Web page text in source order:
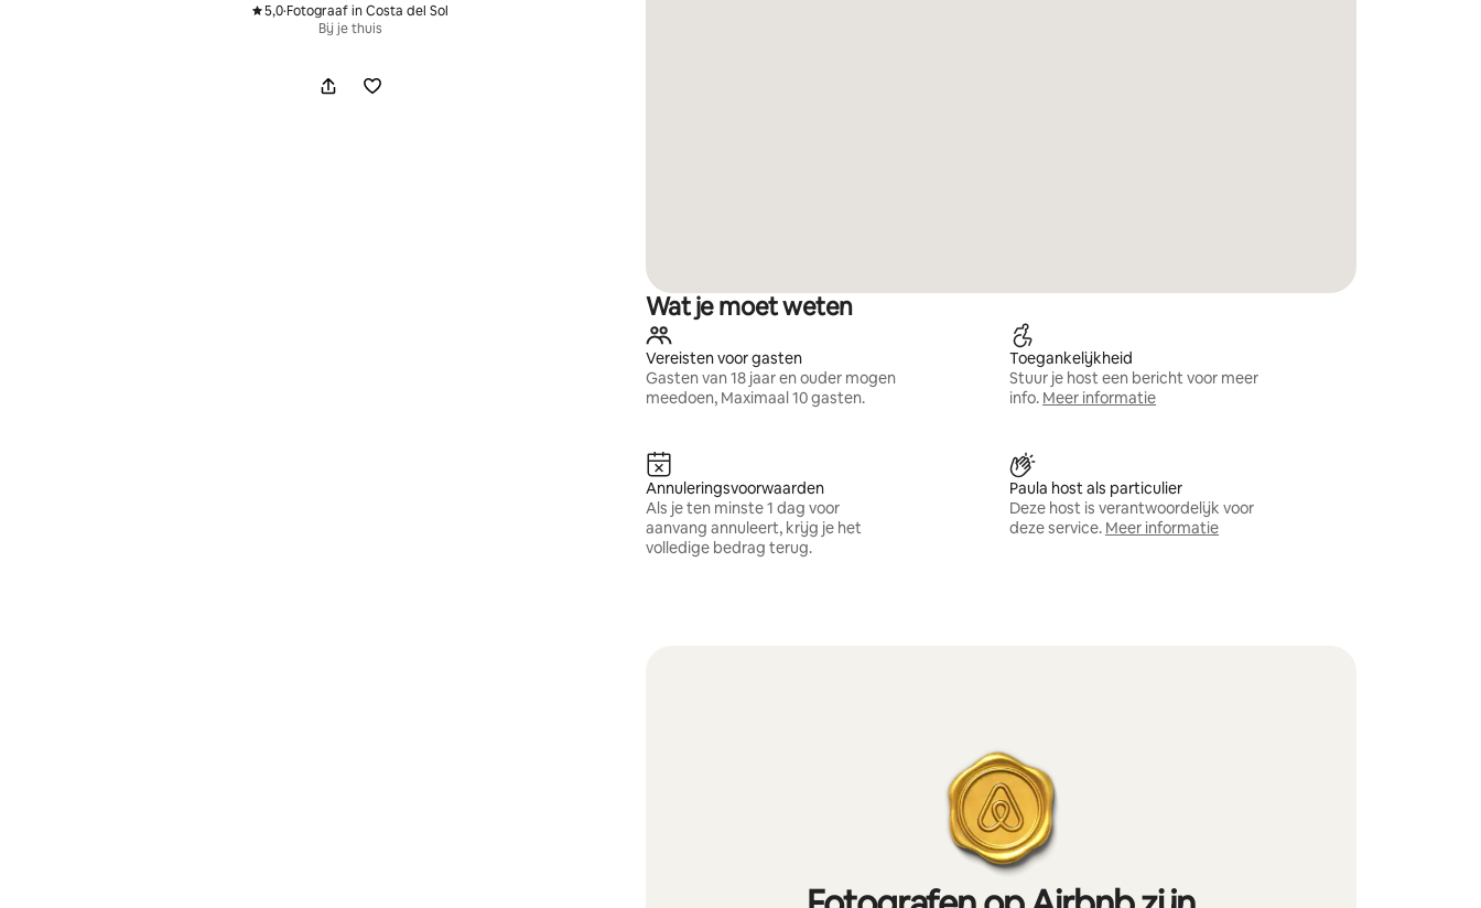
5,0
, ·Fotograaf in Costa del Sol
Bij je thuis
Wat je moet weten
Vereisten voor gasten
Gasten van 18 jaar en ouder mogen
meedoen, Maximaal 10 gasten.
Toegankelijkheid
Stuur je host een bericht voor meer
info. Meer informatie
Annuleringsvoorwaarden
Als je ten minste 1 dag voor
aanvang annuleert, krijg je het
volledige bedrag terug.
Paula host als particulier
Deze host is verantwoordelijk voor
deze service. Meer informatie